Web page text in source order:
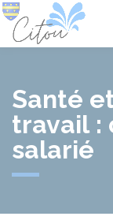
Santé
travail :
salarié